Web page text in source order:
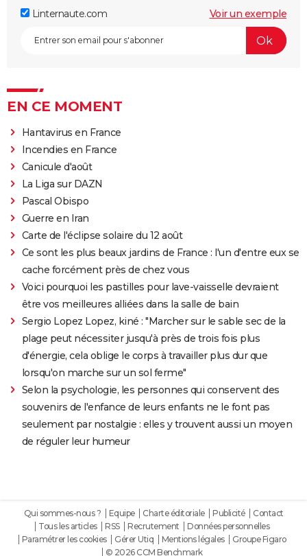
Linternaute.com Voir un exemple
EN CE MOMENT
Hantavirus en France
Incendies en France
Canicule d'août
La Liga sur DAZN
Pascal Obispo
Guerre en Iran
Carte de l'éclipse solaire du 12 août
Ce sont les plus beaux jardins de France : l'un d'entre eux se
cache forcément près de chez vous
Voici pourquoi les pastilles pour lave-vaisselle devraient
être vos meilleures alliées dans la salle de bain
Sergio Lopez Lopez, kiné : "Marcher sur le sable sec de la
plage peut nécessiter jusqu'à près de trois fois plus
d'énergie, cela oblige le corps à travailler plus dur que
lorsqu'on marche sur un sol ferme"
Selon la psychologie, les personnes qui conservent des
souvenirs de l'enfance de leurs enfants ne le font pas
seulement par nostalgie : elles y trouvent aussi un moyen
de réguler leur humeur
Qui sommes-nous ? Equipe Charte éditoriale Publicité
Contact
Tous les articles
RSS Recrutement
Données personnelles
Paramétrer les cookies
Gérer Utiq Mentions légales
Groupe Figaro
© 2026 CCM Benchmark